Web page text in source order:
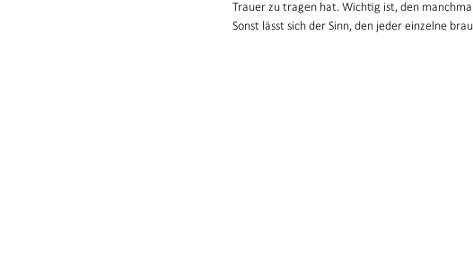
Trauer zu tragen hat. Wichtig ist, den
Sonst lässt sich der Sinn, den jeder einzelne